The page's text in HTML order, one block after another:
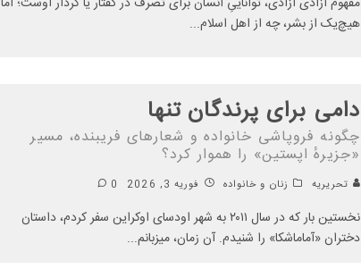
هیچ‌یک از بشر، چه از اهل اسلام...
دامی برای پرندگان تنها
چگونه فروپاشی خانواده و شعارهای فریبنده، مسیر
«جزیرهٔ اپستین» را هموار کرد؟
تحریریه زنان و خانواده فوریه 3, 2026 0
نخستین بار که در سال ۲۰۱۱ به شهر اودسای اوکراین سفر کردم، داستان
دختران «آماماشکا» را شنیدم. آن زمان، میزبانم...